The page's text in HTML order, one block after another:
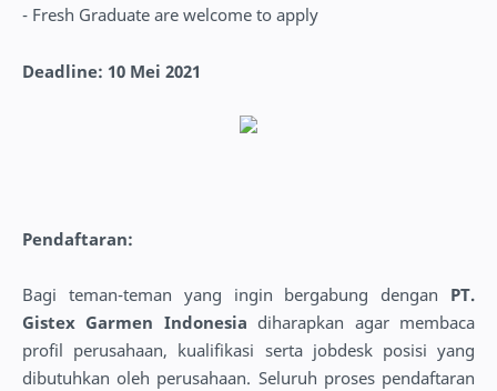
- Fresh Graduate are welcome to apply
Deadline: 10 Mei 2021
Pendaftaran:
Bagi teman-teman yang ingin bergabung dengan PT.
Gistex Garmen Indonesia diharapkan agar membaca
profil perusahaan, kualifikasi serta jobdesk posisi yang
dibutuhkan oleh perusahaan. Seluruh proses pendaftaran